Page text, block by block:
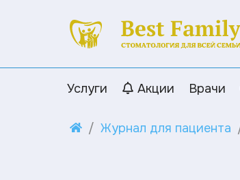
Услуги Акции Врачи
Журнал для пациента